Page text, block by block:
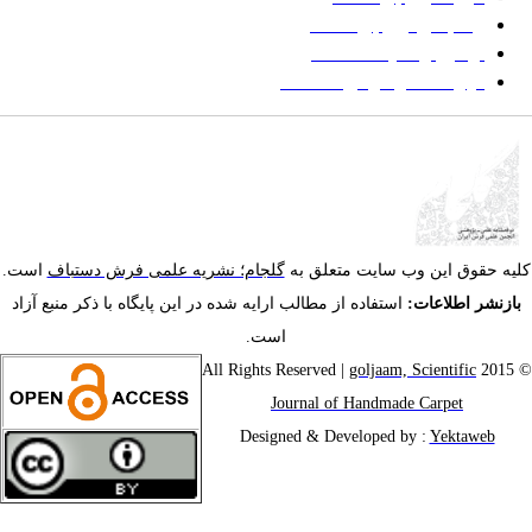
زمانبندی ارزیابی مقاله
توضیح وضعیت مقالات
فهرست موضوعی مقاله‌ها
حقوق این وب سایت متعلق بهگلجام؛ نشریه علمی فرش دستبافاست.
اطلاعات:استفاده از مطالب ارایه شده در این پایگاه با ذکر منبع آزاد
است.
©
goljaam, Scientific
Journal of Handmade Carpet
Designed & Developed by :Yektaweb